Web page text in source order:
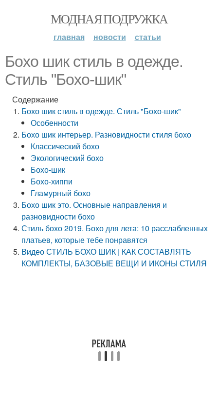
МОДНАЯ ПОДРУЖКА
главная новости статьи
Бохо шик стиль в одежде.
Стиль "Бохо-шик"
Содержание
Бохо шик стиль в одежде. Стиль "Бохо-шик"
Особенности
Бохо шик интерьер. Разновидности стиля бохо
Классический бохо
Экологический бохо
Бохо-шик
Бохо-хиппи
Гламурный бохо
Бохо шик это. Основные направления и
разновидности бохо
Стиль бохо 2019. Бохо для лета: 10 расслабленных
платьев, которые тебе понравятся
Видео СТИЛЬ БОХО ШИК | КАК СОСТАВЛЯТЬ
КОМПЛЕКТЫ, БАЗОВЫЕ ВЕЩИ И ИКОНЫ СТИЛЯ